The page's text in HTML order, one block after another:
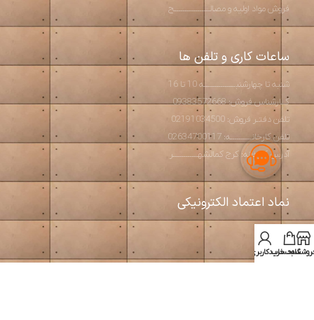
فروش مواد اولیه و مصالـــــــــــــــــح
ساعات کاری و تلفن ها
شنبه تا چهارشنبـــــــــــــــه 10 تا 16
کــارشناس فروش: 09383572668
تلفن دفتـر فروش: 02191034500
تلفن کارخانــــــــــه: 02634700117
آدرس کارخانه: کرج کمالشهــــــــــــر
نماد اعتماد الکترونیکی
سبد خرید
حساب کاربری من